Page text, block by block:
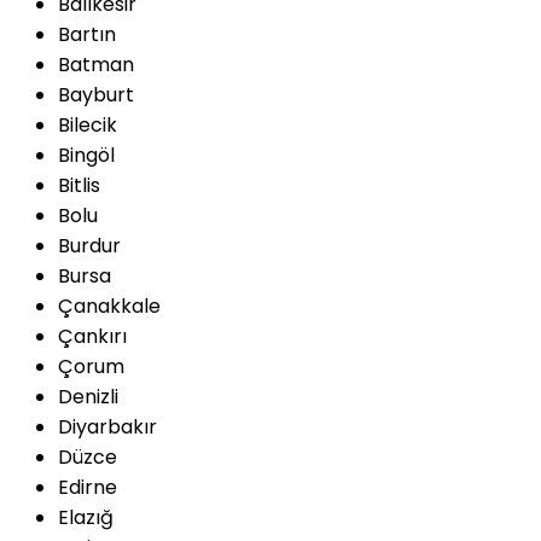
Bartın
Batman
Bayburt
Bilecik
Bingöl
Bitlis
Bolu
Burdur
Bursa
Çanakkale
Çankırı
Çorum
Denizli
Diyarbakır
Düzce
Edirne
Elazığ